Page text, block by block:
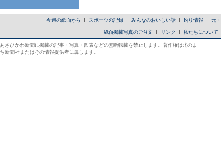
今週の紙面から スポーツの記録 みんなのおいしい話 釣り情報 元
紙面掲載写真のご注文 リンク 私たちについて
あさひかわ新聞に掲載の記事・写真・図表などの無断転載を禁止します。著作権は北のま
ち新聞社またはその情報提供者に属します。